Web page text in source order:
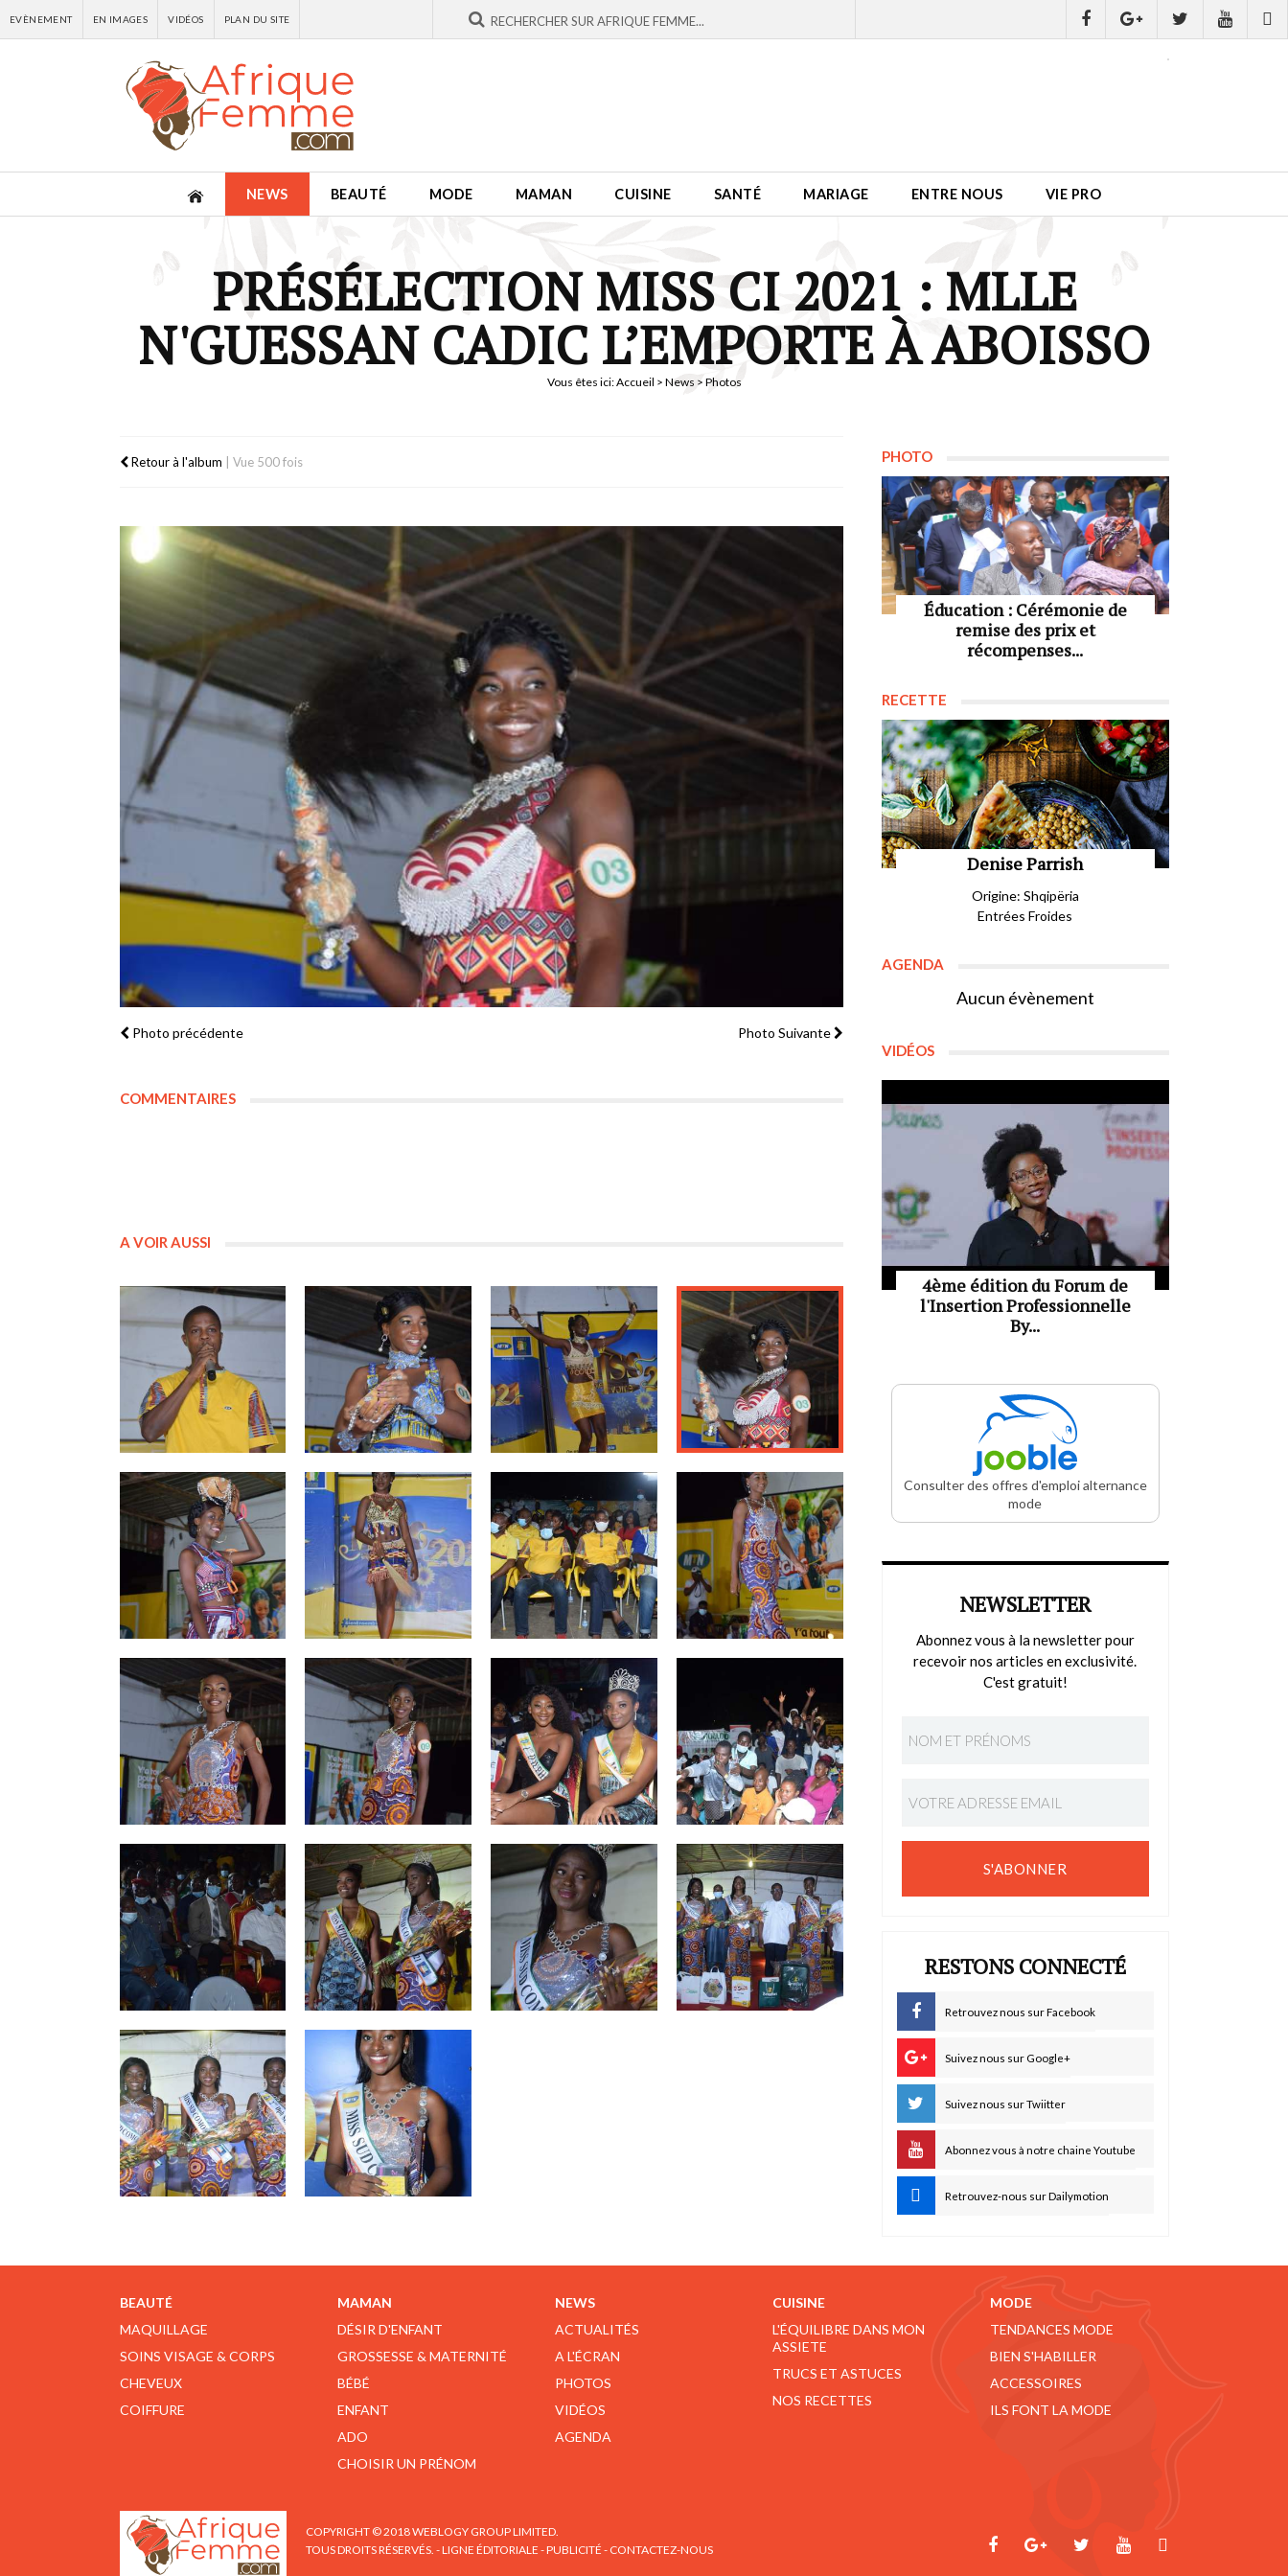
EVÈNEMENT EN IMAGES VIDÉOS PLAN DU SITE
NEWS BEAUTÉ MODE MAMAN CUISINE SANTÉ MARIAGE ENTRE NOUS VIE PRO
PRÉSÉLECTION MISS CI 2021 : MLLE
N'GUESSAN CADIC L’EMPORTE À ABOISSO
Vous êtes ici:Accueil > News > Photos
Retour à l'album Vue 500 fois
Photo précédente Photo Suivante
COMMENTAIRES
A VOIR AUSSI
PHOTO
Éducation : Cérémonie de
remise des prix et
récompenses...
RECETTE
Denise Parrish
Origine: Shqipëria
Entrées Froides
AGENDA
Aucun évènement
VIDÉOS
4ème édition du Forum de
l'Insertion Professionnelle
By...
Consulter des offres d'emploi alternance
mode
NEWSLETTER
Abonnez vous à la newsletter pour
recevoir nos articles en exclusivité.
C'est gratuit!
S'ABONNER
RESTONS CONNECTÉ
Retrouvez nous sur Facebook
Suivez nous sur Google+
Suivez nous sur Twiitter
Abonnez vous à notre chaine Youtube
Retrouvez-nous sur Dailymotion
BEAUTÉ
MAQUILLAGE
SOINS VISAGE & CORPS
CHEVEUX
COIFFURE
MAMAN
DÉSIR D'ENFANT
GROSSESSE & MATERNITÉ
BÉBÉ
ENFANT
ADO
CHOISIR UN PRÉNOM
NEWS
ACTUALITÉS
A L'ÉCRAN
PHOTOS
VIDÉOS
AGENDA
CUISINE
L'ÉQUILIBRE DANS MON
ASSIETE
TRUCS ET ASTUCES
NOS RECETTES
MODE
TENDANCES MODE
BIEN S'HABILLER
ACCESSOIRES
ILS FONT LA MODE
COPYRIGHT © 2018 WEBLOGY GROUP LIMITED.
TOUS DROITS RÉSERVÉS. -LIGNE ÉDITORIALE -PUBLICITÉ - CONTACTEZ-NOUS